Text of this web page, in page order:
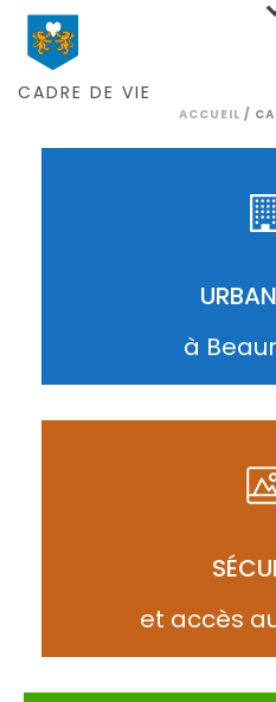
CADRE DE VIE
ACCUEIL /
à
et accès